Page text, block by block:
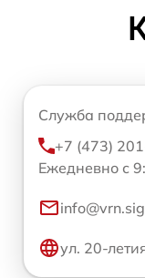
Служба
+7 (473)
Ежедневно с
ул. 20-